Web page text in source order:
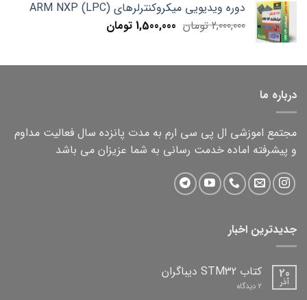
1,000,000 تومان.
750,000 تومان. دوره ویدیویی میکروکنترلرهای ARM NXP (LPC)
2,000,000 تومان Original
2,000,000 تومان.
1,500,000 تومانCurrent
1,500,000 تومان.
درباره ما
مجتمع اموزشی ال پی سی ارم به مدت پانزده سال فعالیت مداوم
و پیشرفته اماده خدمت رسانی به شما عزیزان می باشد
جدیدترین اخبار
20
آذر
کتاب STM32 دیباگران
2 دیدگاه برای